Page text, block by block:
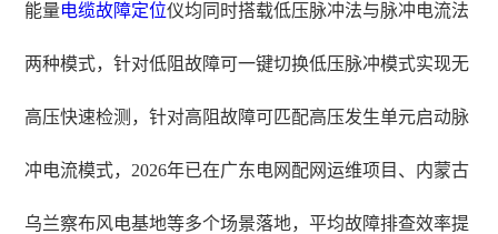
能量电缆故障定位仪均同时搭载低压脉冲法与脉冲电流法
两种模式，针对低阻故障可一键切换低压脉冲模式实现无
高压快速检测，针对高阻故障可匹配高压发生单元启动脉
冲电流模式，2026年已在广东电网配网运维项目、内蒙古
乌兰察布风电基地等多个场景落地，平均故障排查效率提